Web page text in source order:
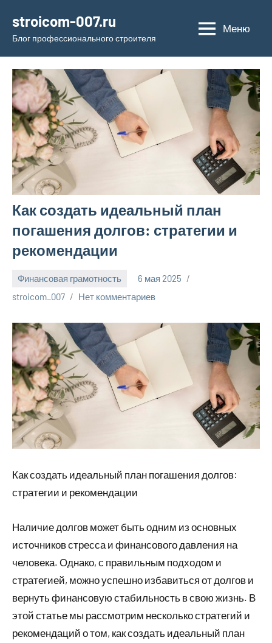
содержимому
stroicom-007.ru
Блог профессионального строителя
Меню
Как создать идеальный план
погашения долгов: стратегии и
рекомендации
Финансовая грамотность
6 мая 2025
stroicom_007
Нет комментариев
Как создать идеальный план погашения долгов:
стратегии и рекомендации
Наличие долгов может быть одним из основных
источников стресса и финансового давления на
человека. Однако, с правильным подходом и
стратегией, можно успешно избавиться от долгов и
вернуть финансовую стабильность в свою жизнь. В
этой статье мы рассмотрим несколько стратегий и
рекомендаций о том, как создать идеальный план